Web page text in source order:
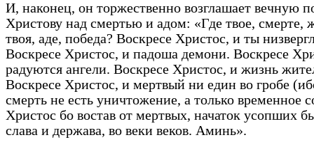
И, наконец, он торжественно возглашает вечную
Христову над смертью и адом: «Где твое, смерте,
твоя, аде, победа? Воскресе Христос, и ты
Воскресе Христос, и падоша демони. Воскресе
радуются ангели. Воскресе Христос, и жизнь
Воскресе Христос, и мертвый ни един во гробе
смерть не есть уничтожение, а только временное
Христос бо востав от мертвых, начаток усопших
слава и держава, во веки веков. Аминь».